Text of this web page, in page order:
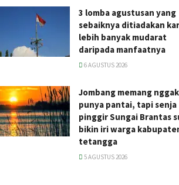
3 lomba agustusan yang
sebaiknya ditiadakan
lebih banyak mudarat
daripada manfaatnya
6 AGUSTUS 2026
Jombang memang nggak
punya pantai, tapi senja
pinggir Sungai Brantas
bikin iri warga
tetangga
5 AGUSTUS 2026